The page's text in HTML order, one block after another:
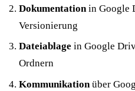
Dokumentationin Google
Versionierung
Dateiablage in Google
Ordnern
Kommunikationüber